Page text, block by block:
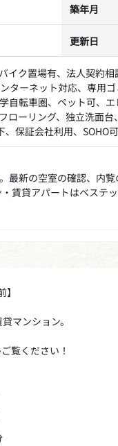
築年月
更新日
イク置場有、法人契約
ターネット対応、専用
自転車圏、ペット可、
ローリング、独立洗面
保証会社利用、SOHO可
最新の空室の確認、内
賃貸アパートはベステ
マンション。
覧ください！